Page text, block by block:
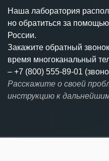
Наша лаборатория
но обратиться за
России.
Закажите обратный
время многоканальный
– +7 (800) 555-89-01
Расскажите о своей
инструкцию к